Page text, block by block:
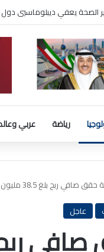
المجلس الوطني للثقافة
رياضة عربي
بلغ 38.5 مليون دينار خلال الشهور التسعة الأولى من 2025
عاجل